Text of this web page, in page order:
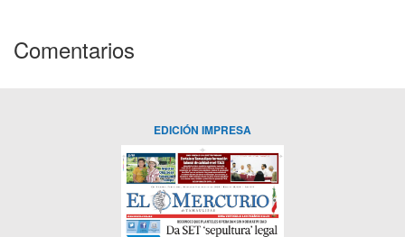
Comentarios
EDICIÓN IMPRESA